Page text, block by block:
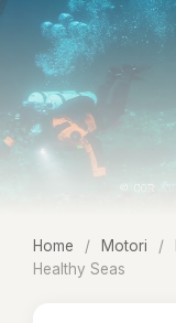
Home / Motori /
Healthy Seas